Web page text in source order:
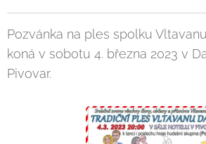
Pozvánka na ples spolku
koná v sobotu 4. března 2023 v
Pivovar.